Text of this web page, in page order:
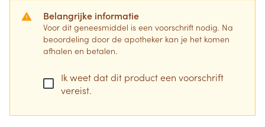
Belangrijke informatie
Voor dit geneesmiddel is een voorschrift nodig. Na
beoordeling door de apotheker kan je het komen
afhalen en betalen.
Ik weet dat dit product een voorschrift
vereist.